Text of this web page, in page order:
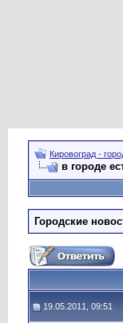
Кировоград -
в городе
Городские
19.05.2011, 09:51